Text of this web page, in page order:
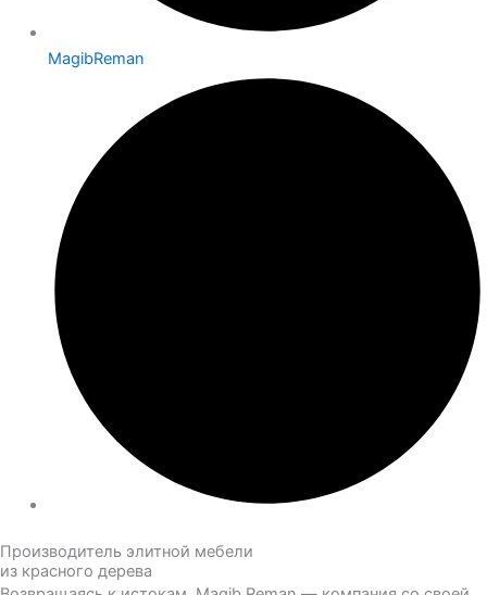
MagibReman
Производитель элитной мебели
из красного дерева